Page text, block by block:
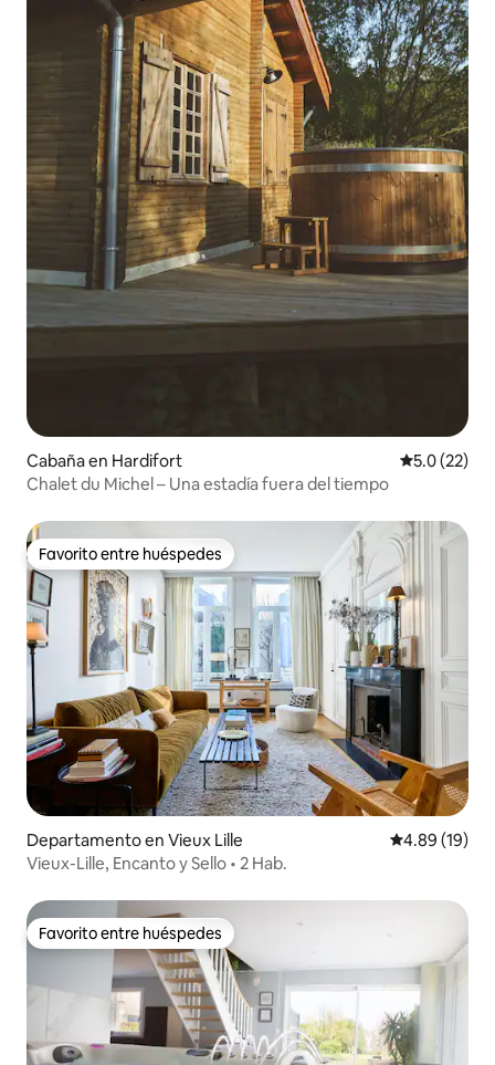
Cabaña en Hardifort Calificación
5.0 (22)
Chalet du Michel – Una estadía fuera del tiempo
Favorito entre huéspedes
Favorito entre huéspedes
Departamento en Vieux Lille Calificación
4.89 (19)
Vieux-Lille, Encanto y Sello • 2 Hab.
Favorito entre huéspedes
Favorito entre huéspedes